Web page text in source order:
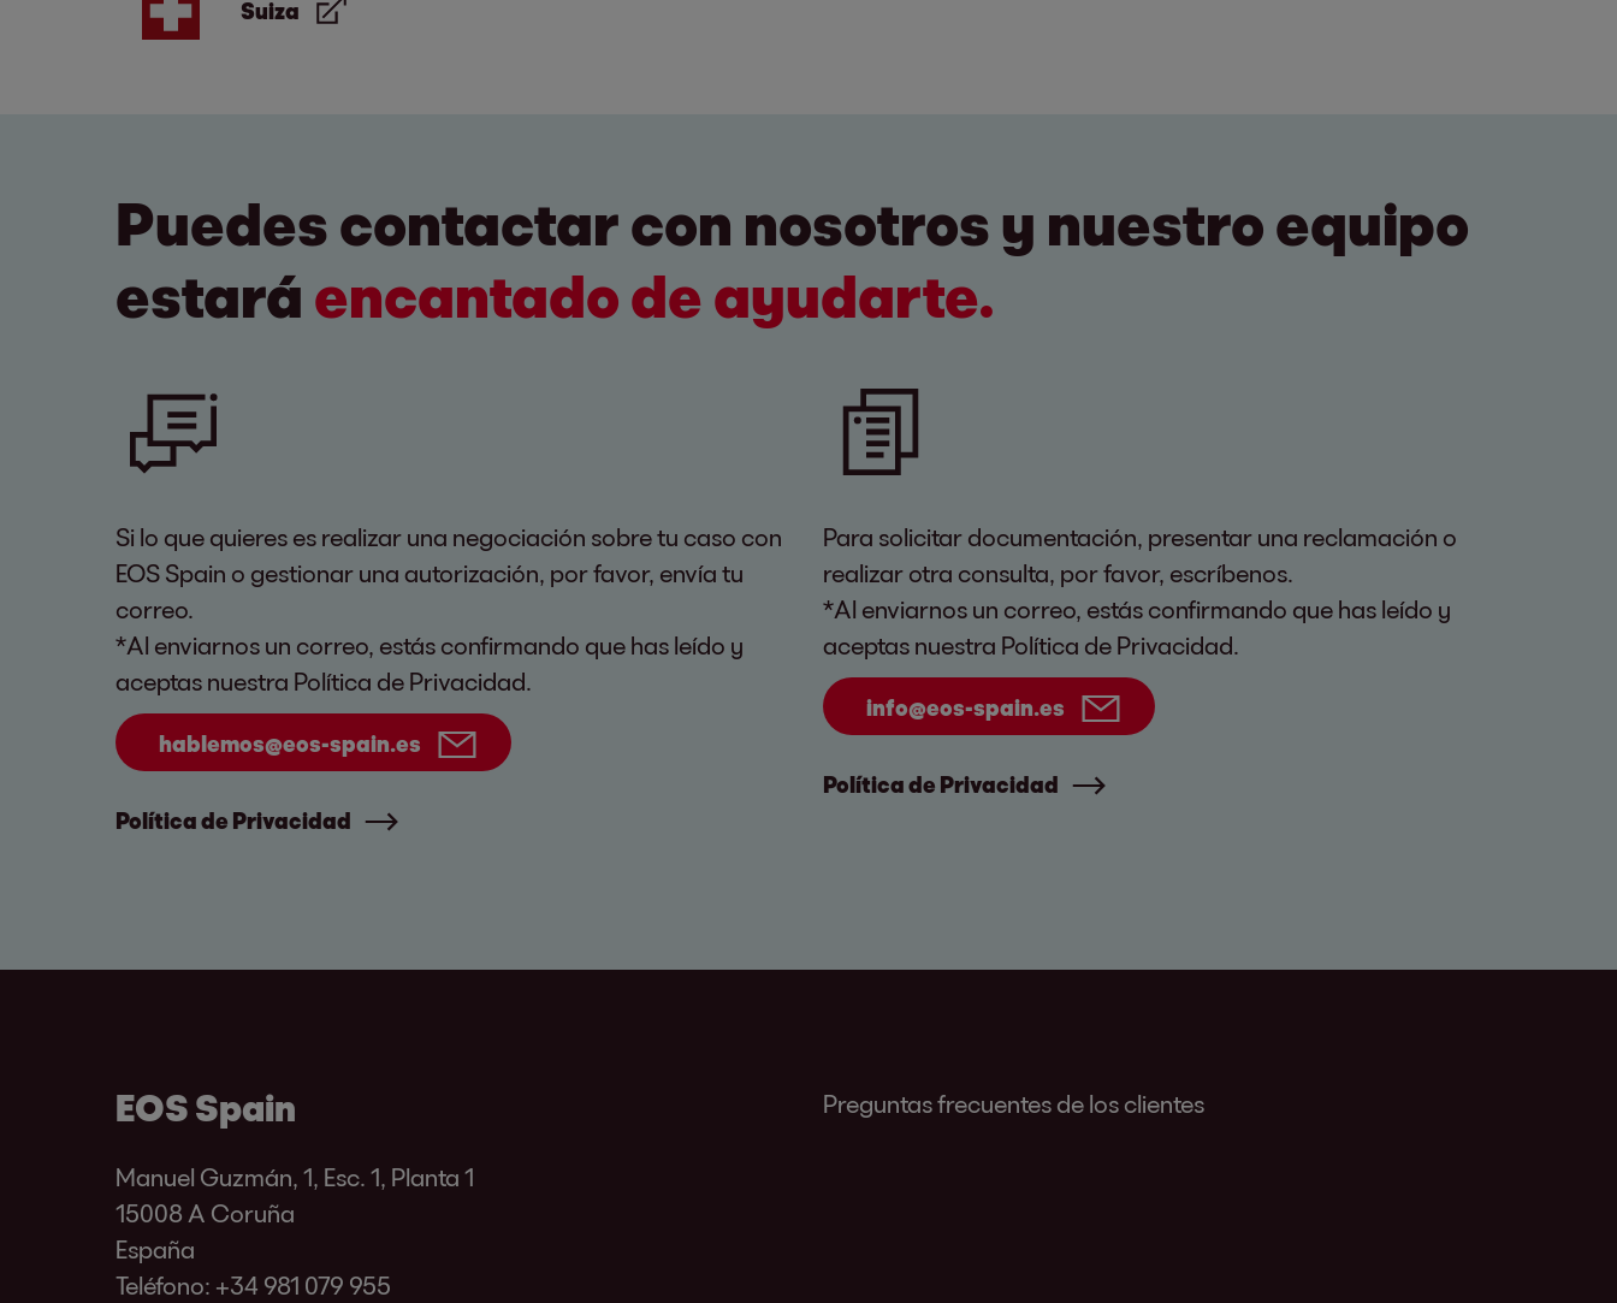
Suiza
Puedes contactar con nosotros y nuestro equipo
estará encantado de ayudarte.
Si lo que quieres es realizar una negociación sobre tu caso con
EOS Spain o gestionar una autorización, por favor, envía tu
correo.
*Al enviarnos un correo, estás confirmando que has leído y
aceptas nuestra Política de Privacidad.
hablemos@eos-spain.es
Política de Privacidad
Para solicitar documentación, presentar una reclamación o
realizar otra consulta, por favor, escríbenos.
*Al enviarnos un correo, estás confirmando que has leído y
aceptas nuestra Política de Privacidad.
info@eos-spain.es
Política de Privacidad
EOS Spain
Manuel Guzmán, 1, Esc. 1, Planta 1
15008 A Coruña
España
Teléfono: +34 981 079 955
Preguntas frecuentes de los clientes